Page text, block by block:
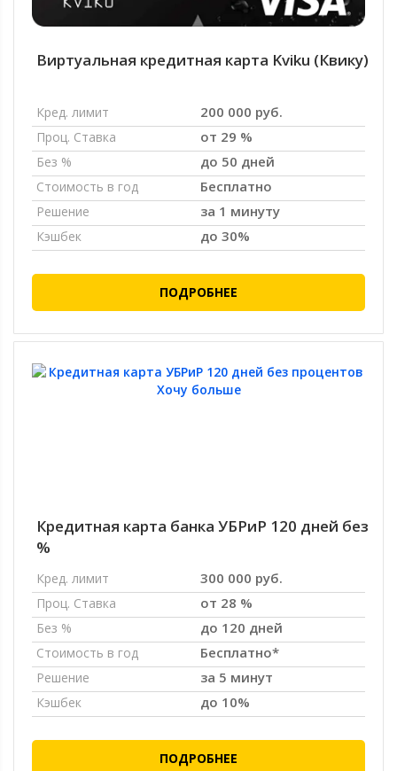
Виртуальная кредитная карта Kviku (Квику)
Кред. лимит 200 000 руб.
Проц. Ставка от 29 %
Без % до 50 дней
Стоимость в год Бесплатно
Решение за 1 минуту
Кэшбек до 30%
ПОДРОБНЕЕ
Кредитная карта банка УБРиР 120 дней без
%
Кред. лимит 300 000 руб.
Проц. Ставка от 28 %
Без % до 120 дней
Стоимость в год Бесплатно*
Решение за 5 минут
Кэшбек до 10%
ПОДРОБНЕЕ